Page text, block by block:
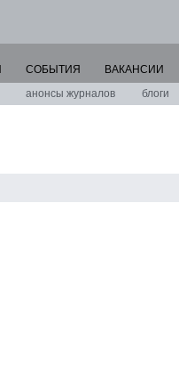
анонсы журналов блоги
СОБЫТИЯ ВАКАНСИИ